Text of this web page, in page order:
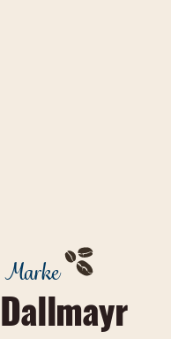
Marke
Dallmayr